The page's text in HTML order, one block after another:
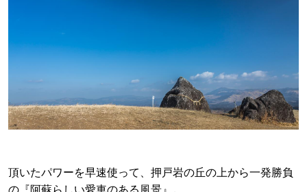
頂いたパワーを早速使って、押戸岩の丘の上から一発勝負
の『阿蘇らしい愛車のある風景』。